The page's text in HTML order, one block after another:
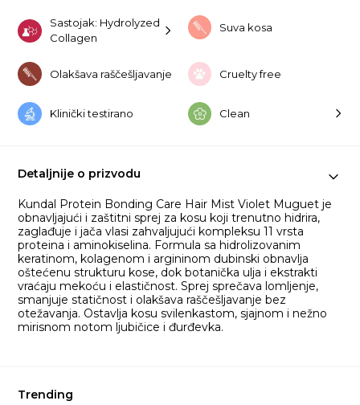
Sastojak: Hydrolyzed
Collagen
Suva kosa
Olakšava raščešljavanje Cruelty free
Klinički testirano Clean
Detaljnije o prizvodu
Kundal Protein Bonding Care Hair Mist Violet Muguet je
obnavljajući i zaštitni sprej za kosu koji trenutno hidrira,
zaglađuje i jača vlasi zahvaljujući kompleksu 11 vrsta
proteina i aminokiselina. Formula sa hidrolizovanim
keratinom, kolagenom i argininom dubinski obnavlja
oštećenu strukturu kose, dok botanička ulja i ekstrakti
vraćaju mekoću i elastičnost. Sprej sprečava lomljenje,
smanjuje statičnost i olakšava raščešljavanje bez
otežavanja. Ostavlja kosu svilenkastom, sjajnom i nežno
mirisnom notom ljubičice i đurđevka.
Trending